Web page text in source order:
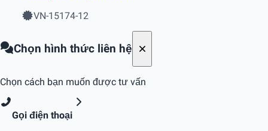
VN-15174-12
Chọn hình thức liên hệ
Chọn cách bạn muốn được tư vấn
Gọi điện thoại